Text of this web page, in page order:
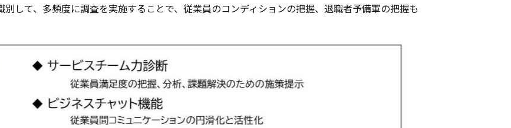
して、多頻度に調査を実施することで、従業員のコンディションの把握、退職者予備軍の把握も